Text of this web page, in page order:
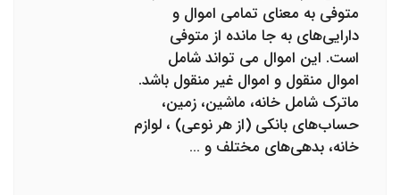
متوفی به معنای تمامی اموال و
دارایی‌های به جا مانده از متوفی
است. این اموال می تواند شامل
اموال منقول و اموال غیر منقول باشد.
ماترک شامل خانه، ماشین، زمین،
حساب‌های بانکی (از هر نوعی) ، لوازم
خانه، بدهی‌های مختلف و …